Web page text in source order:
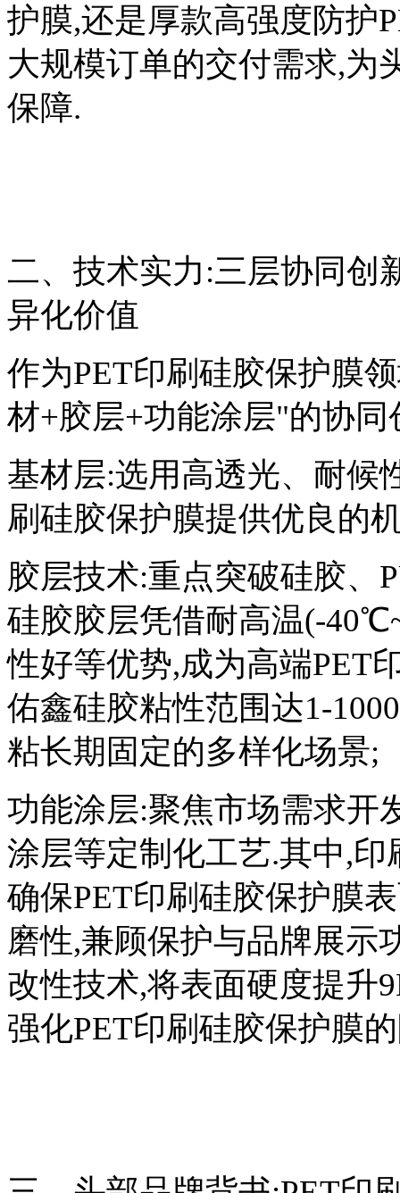
护膜,还是厚款高强度防护
大规模订单的交付需求,为
保障.
二、技术实力:三层协同创
异化价值
作为PET印刷硅胶保护膜
材+胶层+功能涂层"的协
基材层:选用高透光、耐候
刷硅胶保护膜提供优良的
胶层技术:重点突破硅胶、
硅胶胶层凭借耐高温(-
性好等优势,成为高端PET
佑鑫硅胶粘性范围达1-
粘长期固定的多样化场景;
功能涂层:聚焦市场需求开
涂层等定制化工艺.其中,
确保PET印刷硅胶保护膜
磨性,兼顾保护与品牌展示
改性技术,将表面硬度提升
强化PET印刷硅胶保护膜